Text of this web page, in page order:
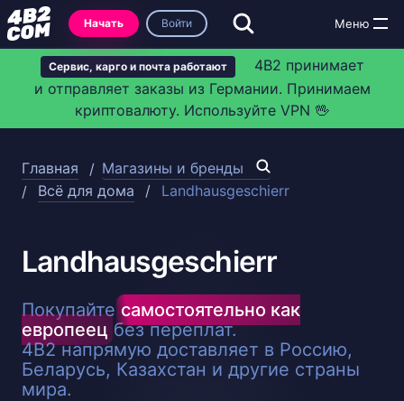
Сервис, карго и почта работают
4B2 принимает
и отправляет заказы из Германии. Принимаем
криптовалюту. Используйте VPN 🖖
Начать Войти
Главная
Магазины и бренды
Всё для дома
Landhausgeschierr
Landhausgeschierr
Покупайтесамостоятельно как
европеец без переплат.
4B2 напрямую доставляет в Россию,
Беларусь, Казахстан и другие страны
мира.